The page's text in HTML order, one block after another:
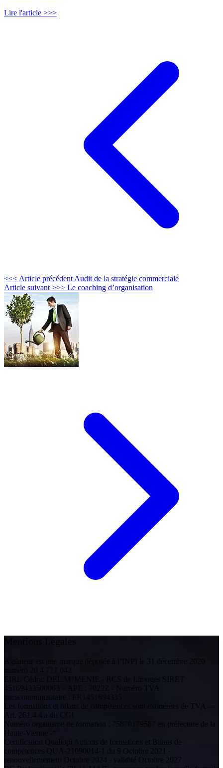
Lire l'article >>>
<<< Article précédent Audit de la stratégie commerciale
Article suivant >>> Le coaching d’organisation
Mentions Légales
Agilateur est une marque déposée à l’INPI le 31 décembre 2020
numéro 20 4 717 042
EIRL Cédric DELAUMENIE - RCS de Limoges SIRET
45169433500063 – APE : 7022Z - Numéro TVA
intracommunautaire : FR1451694335
Les formations et bilans de compétences sont exonérées de TVA —
Art. 261.4.4 a du CGI
Numéro organisme de formation : 75870179587 en préfecture de la
Haute-Vienne -*
Certification Qualiopi Actions de formations et Bilans de
compétences QUA-21090014-1 du 9 Octobre 2021 -
renouvellemement Octobre 2024 - validité Octobre 2027